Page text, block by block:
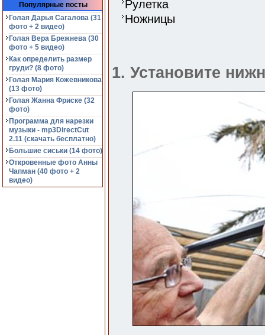
Популярные посты
Голая Дарья Сагалова (31
фото + 2 видео)
Голая Вера Брежнева (30
фото + 5 видео)
Как определить размер
груди? (8 фото)
Голая Мария Кожевникова
(13 фото)
Голая Жанна Фриске (32
фото)
Программа для нарезки
музыки - mp3DirectCut
2.11 (cкачать бесплатно)
Большие сиськи (14 фото)
Откровенные фото Анны
Чапман (40 фото + 2
видео)
Рулетка
Ножницы
1. Установите